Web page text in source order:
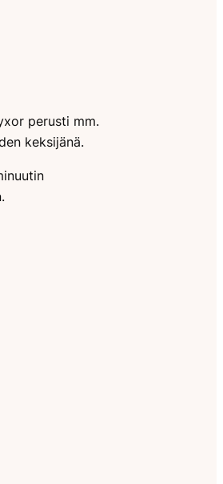
perusti mm.
keksijänä.